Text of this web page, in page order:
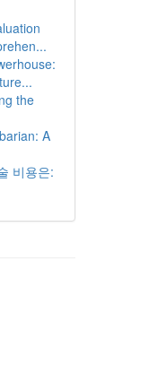
the
A
비용은: